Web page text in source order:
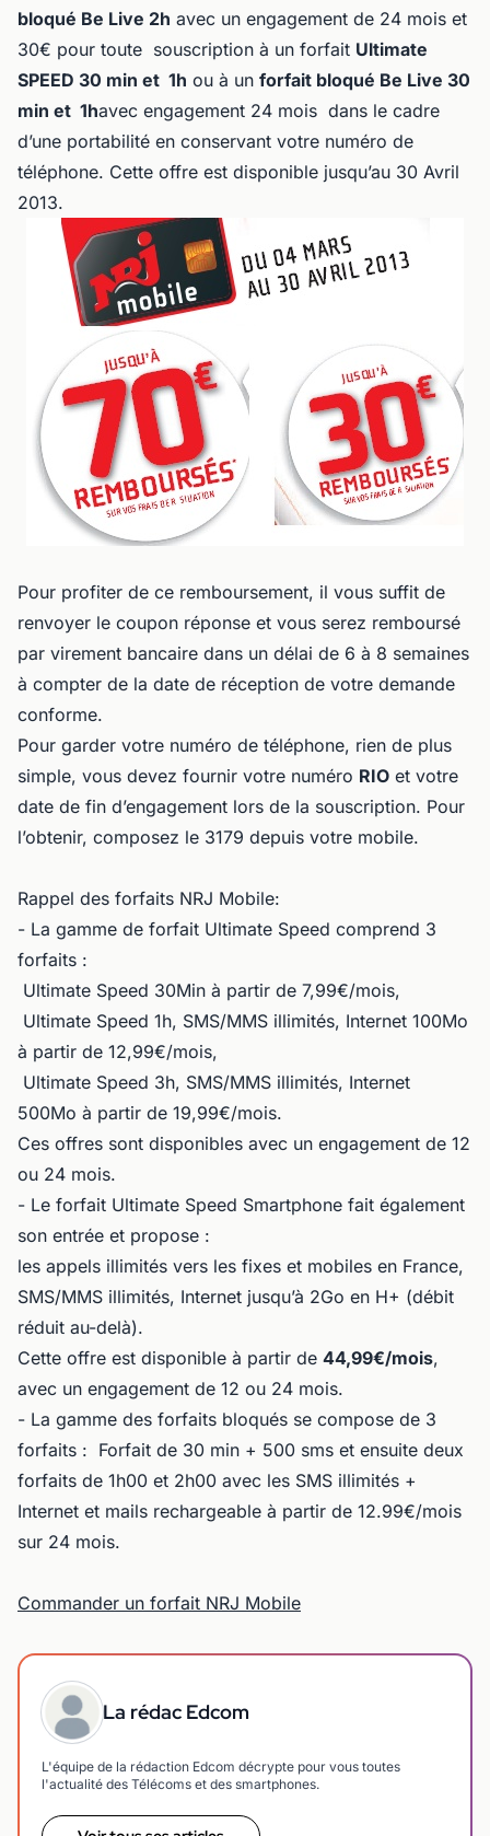
bloqué Be Live 2h avec un engagement de 24 mois et
30€ pour toute souscription à un forfait Ultimate
SPEED 30 min et 1h ou à un forfait bloqué Be Live 30
min et 1havec engagement 24 mois dans le cadre
d’une portabilité en conservant votre numéro de
téléphone. Cette offre est disponible jusqu’au 30 Avril
2013.
Pour profiter de ce remboursement, il vous suffit de
renvoyer le coupon réponse et vous serez remboursé
par virement bancaire dans un délai de 6 à 8 semaines
à compter de la date de réception de votre demande
conforme.
Pour garder votre numéro de téléphone, rien de plus
simple, vous devez fournir votre numéro RIO et votre
date de fin d’engagement lors de la souscription. Pour
l’obtenir, composez le 3179 depuis votre mobile.
Rappel des forfaits NRJ Mobile:
- La gamme de forfait Ultimate Speed comprend 3
forfaits :
Ultimate Speed 30Min à partir de 7,99€/mois,
Ultimate Speed 1h, SMS/MMS illimités, Internet 100Mo
à partir de 12,99€/mois,
Ultimate Speed 3h, SMS/MMS illimités, Internet
500Mo à partir de 19,99€/mois.
Ces offres sont disponibles avec un engagement de 12
ou 24 mois.
- Le forfait Ultimate Speed Smartphone fait également
son entrée et propose :
les appels illimités vers les fixes et mobiles en France,
SMS/MMS illimités, Internet jusqu’à 2Go en H+ (débit
réduit au-delà).
Cette offre est disponible à partir de 44,99€/mois,
avec un engagement de 12 ou 24 mois.
- La gamme des forfaits bloqués se compose de 3
forfaits : Forfait de 30 min + 500 sms et ensuite deux
forfaits de 1h00 et 2h00 avec les SMS illimités +
Internet et mails rechargeable à partir de 12.99€/mois
sur 24 mois.
Commander un forfait NRJ Mobile
La rédac Edcom
L'équipe de la rédaction Edcom décrypte pour vous toutes
l'actualité des Télécoms et des smartphones.